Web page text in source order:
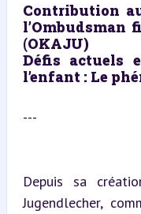
Contribution
l’Ombudsman
(OKAJU)
Défis actuels
l’enfant : Le
---
Depuis sa
Jugendlecher,